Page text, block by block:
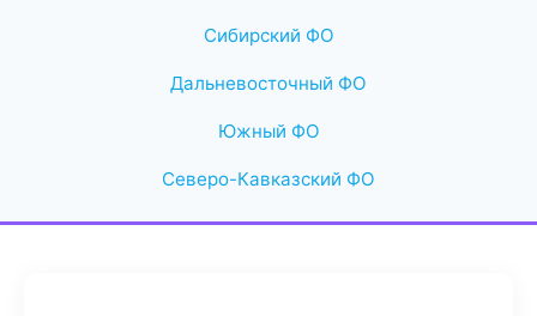
Сибирский ФО
Дальневосточный ФО
Южный ФО
Северо-Кавказский ФО